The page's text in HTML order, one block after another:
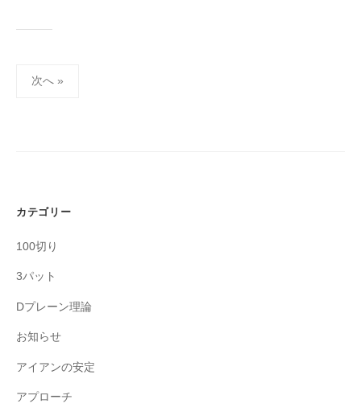
送
次へ »
カテゴリー
100切り
3パット
Dプレーン理論
お知らせ
アイアンの安定
アプローチ